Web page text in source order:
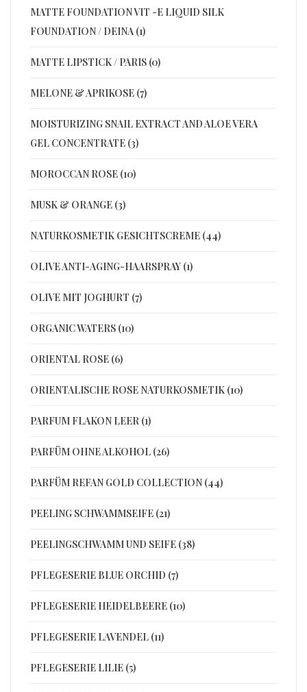
MATTE FOUNDATION VIT -E LIQUID SILK
FOUNDATION / DEINA (1)
MATTE LIPSTICK / PARIS (0)
MELONE & APRIKOSE (7)
MOISTURIZING SNAIL EXTRACT AND ALOE VERA
GEL CONCENTRATE (3)
MOROCCAN ROSE (10)
MUSK & ORANGE (3)
NATURKOSMETIK GESICHTSCREME (44)
OLIVE ANTI-AGING-HAARSPRAY (1)
OLIVE MIT JOGHURT (7)
ORGANIC WATERS (10)
ORIENTAL ROSE (6)
ORIENTALISCHE ROSE NATURKOSMETIK (10)
PARFUM FLAKON LEER (1)
PARFÜM OHNE ALKOHOL (26)
PARFÜM REFAN GOLD COLLECTION (44)
PEELING SCHWAMMSEIFE (21)
PEELINGSCHWAMM UND SEIFE (38)
PFLEGESERIE BLUE ORCHID (7)
PFLEGESERIE HEIDELBEERE (10)
PFLEGESERIE LAVENDEL (11)
PFLEGESERIE LILIE (5)